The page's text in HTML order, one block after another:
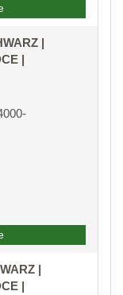
|
|
|
|